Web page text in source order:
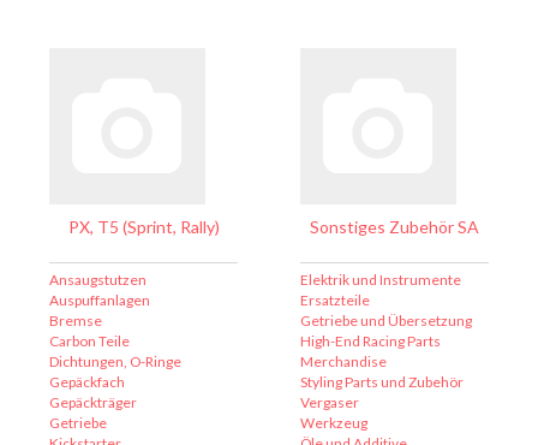
PX, T5 (Sprint, Rally)
Ansaugstutzen
Auspuffanlagen
Bremse
Carbon Teile
Dichtungen, O-Ringe
Gepäckfach
Gepäckträger
Getriebe
Sonstiges Zubehör SA
Elektrik und Instrumente
Ersatzteile
Getriebe und Übersetzung
High-End Racing Parts
Merchandise
Styling Parts und Zubehör
Vergaser
Werkzeug